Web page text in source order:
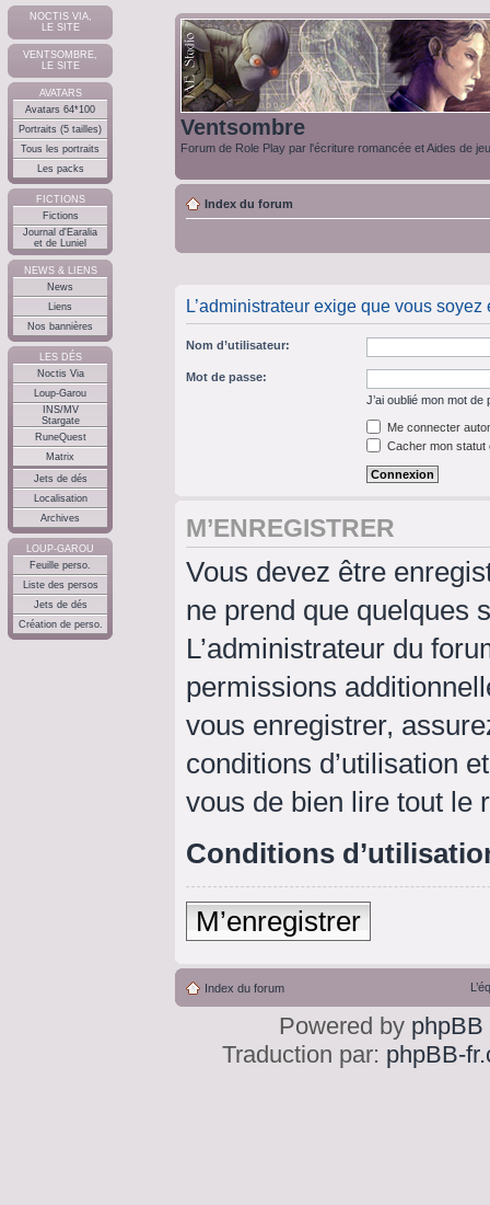
NOCTIS VIA,
LE SITE
VENTSOMBRE,
LE SITE
AVATARS
Avatars 64*100
Portraits (5 tailles)
Tous les portraits
Les packs
FICTIONS
Fictions
Journal d'Earalia
et de Luniel
NEWS & LIENS
News
Liens
Nos bannières
LES DÉS
Noctis Via
Loup-Garou
INS/MV
Stargate
RuneQuest
Matrix
Jets de dés
Localisation
Archives
LOUP-GAROU
Feuille perso.
Liste des persos
Jets de dés
Création de perso.
Ventsombre
Forum de Role Play par l'écriture romancée et Aides de
Index du forum
L’administrateur exige que vous
Nom d’utilisateur:
Mot de passe:
J’ai oublié mon mot de
Me connecter
Cacher mon statut
M’ENREGISTRER
Vous devez être
ne prend que quelques
L’administrateur du
permissions
vous enregistrer,
conditions d’utilisation
vous de bien lire tout le
Conditions
M’enregistrer
Index du forum
Powered by phpBB
Traduction par: phpBB-